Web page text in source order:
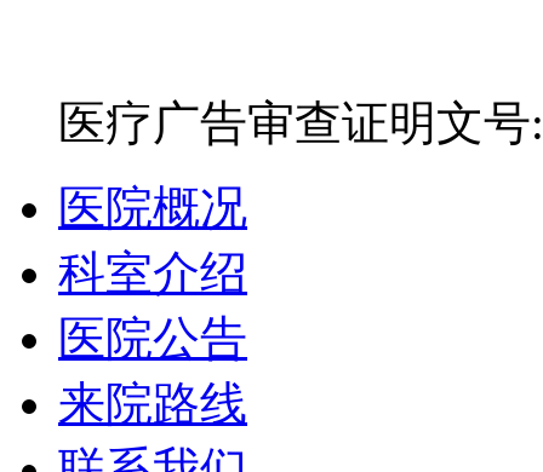
医疗广告审查证明文
医院概况
科室介绍
医院公告
来院路线